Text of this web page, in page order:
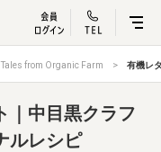
ルシェ
ービス紹介 有機野菜の お試しセッ
入
Tales from Organic Farm 有機レ
｜中目黒クラフ
ルレシピ